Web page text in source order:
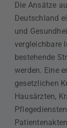
Die Ansätze
Deutschland
und
vergleichbare
bestehende
werden. Eine
gesetzlichen
Hausärzten,